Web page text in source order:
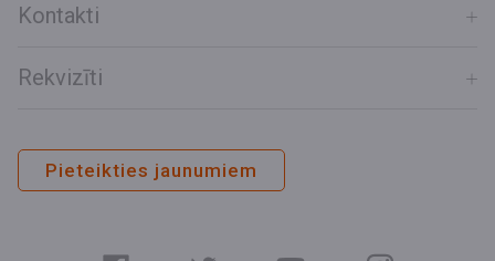
Kontakti
Rekvizīti
Pieteikties jaunumiem